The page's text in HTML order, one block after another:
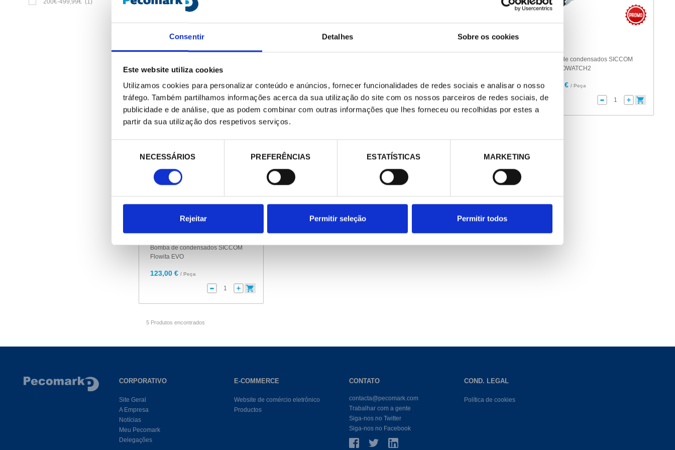
Consentir Detalhes Sobre os cookies
Este website utiliza cookies
Utilizamos cookies para personalizar conteúdo e anúncios, fornecer funcionalidades de redes sociais e analisar o nosso
tráfego. Também partilhamos informações acerca da sua utilização do site com os nossos parceiros de redes sociais, de
publicidade e de análise, que as podem combinar com outras informações que lhes forneceu ou recolhidas por estes a
partir da sua utilização dos respetivos serviços.
consentimento
NECESSÁRIOS PREFERÊNCIAS ESTATÍSTICAS MARKETING
Rejeitar Permitir seleção Permitir todos
200€-499,99€ (1)
271188
LINE
140,00 € / Peça
3295535
225,00 € / Peça
271189
173,00 € / Peça
271181
Bomba de condensados SICCOM
MINI FLOWATCH2
164,00 € / Peça
Bomba de condensados SICCOM
Flowita EVO
123,00 € / Peça
5 Produtos encontrados
CORPORATIVO
Site Geral
A Empresa
Notícias
Meu Pecomark
Delegações
E-COMMERCE
Website de comércio eletrônico
Productos
CONTATO
contacta@pecomark.com
Trabalhar com a gente
Siga-nos no Twitter
Siga-nos no Facebook
COND. LEGAL
Política de cookies